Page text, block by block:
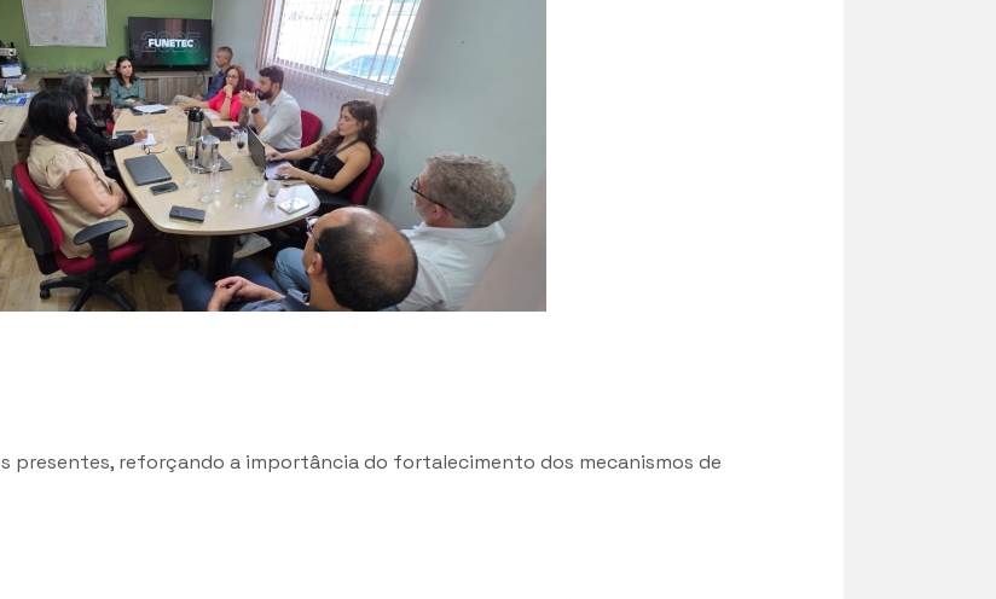
presentes, reforçando a importância do fortalecimento dos mecanismos de